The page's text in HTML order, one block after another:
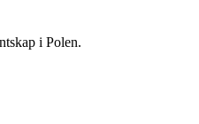
i Polen.